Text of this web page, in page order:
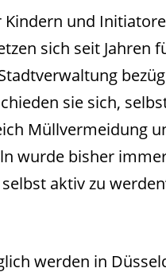
und
sich seit Jahren
sie sich,
Müllvermeidung
wurde bisher
aktiv zu
werden in